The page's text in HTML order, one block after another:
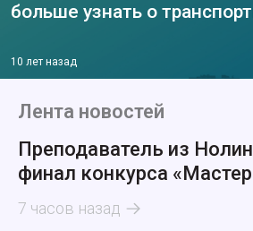
больше узнать о
10 лет назад
Лента новостей
Преподаватель из
финал конкурса «Мастер
7 часов назад